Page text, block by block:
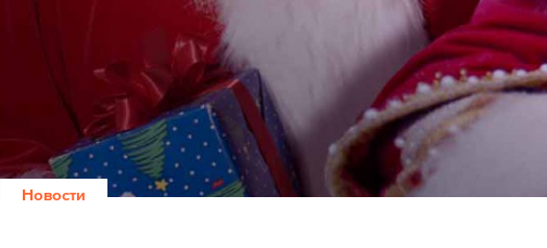
Новости